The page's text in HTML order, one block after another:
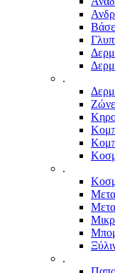
.
.
.